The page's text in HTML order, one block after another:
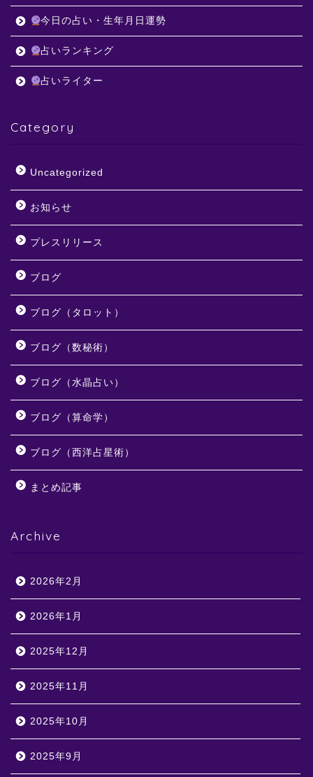
今日の占い・生年月日運勢
占いランキング
占いライター
Category
Uncategorized
お知らせ
プレスリリース
ブログ
ブログ（タロット）
ブログ（数秘術）
ブログ（水晶占い）
ブログ（算命学）
ブログ（西洋占星術）
まとめ記事
Archive
2026年2月
2026年1月
2025年12月
2025年11月
2025年10月
2025年9月